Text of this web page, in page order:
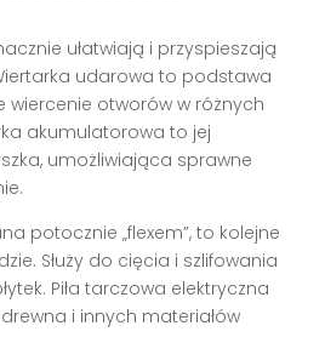
ułatwiają i przyspieszają
udarowa to podstawa
wiercenie otworów w różnych
akumulatorowa to jej
umożliwiająca sprawne
potocznie „flexem”, to kolejne
Służy do cięcia i szlifowania
Piła tarczowa elektryczna
i innych materiałów